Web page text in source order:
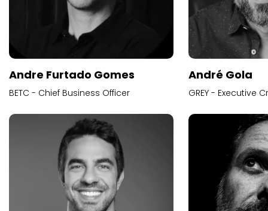
Andre Furtado Gomes
BETC - Chief Business Officer
André Gola
GREY - Executive